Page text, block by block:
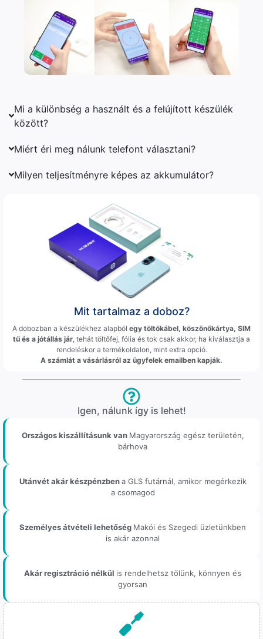
Mi a különbség a használt és a felújított készülék
között?
Miért éri meg nálunk telefont választani?
Milyen teljesítményre képes az akkumulátor?
Mit tartalmaz a doboz?
A dobozban a készülékhez alapból egy töltőkábel, köszönőkártya, SIM
tű és a jótállás jár , tehát töltőfej, fólia és tok csak akkor, ha kiválasztja a
rendeléskor a termékoldalon, mint extra opció.
A számlát a vásárlásról az ügyfelek emailben kapják.
Igen, nálunk így is lehet!
Országos kiszállításunk van Magyarország egész területén,
bárhova
Utánvét akár készpénzbena GLS futárnál, amikor megérkezik
a csomagod
Személyes átvételi lehetőség Makói és Szegedi üzletünkben
is akár azonnal
Akár regisztráció nélkül is rendelhetsz tőlünk, könnyen és
gyorsan